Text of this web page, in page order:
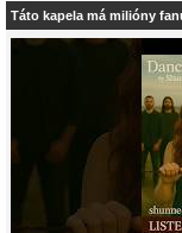
Táto kapela má milióny